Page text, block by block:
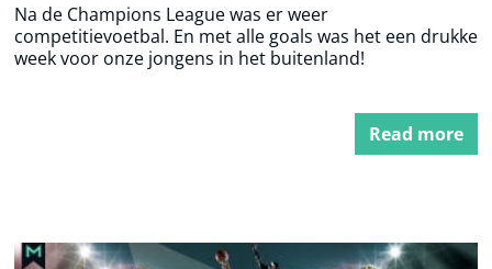
Na de Champions League was er weer
competitievoetbal. En met alle goals was het een drukke
week voor onze jongens in het buitenland!
Read more